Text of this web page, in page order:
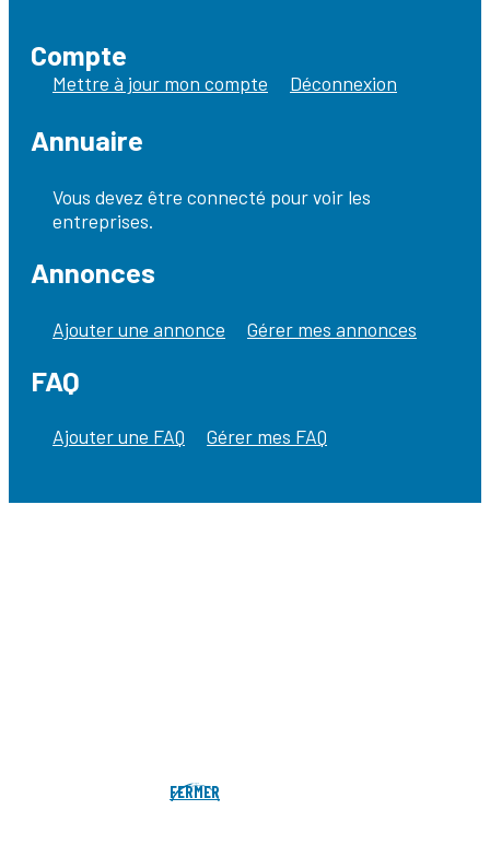
Compte
Mettre à jour mon compte Déconnexion
Annuaire
Vous devez être connecté pour voir les
entreprises.
Annonces
Ajouter une annonce Gérer mes annonces
FAQ
Ajouter une FAQ Gérer mes FAQ
FERMER